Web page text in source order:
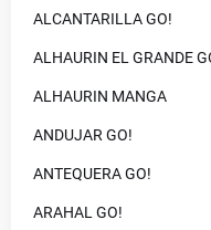
ALCANTARILLA GO!
ALHAURIN EL GRANDE
ALHAURIN MANGA
ANDUJAR GO!
ANTEQUERA GO!
ARAHAL GO!